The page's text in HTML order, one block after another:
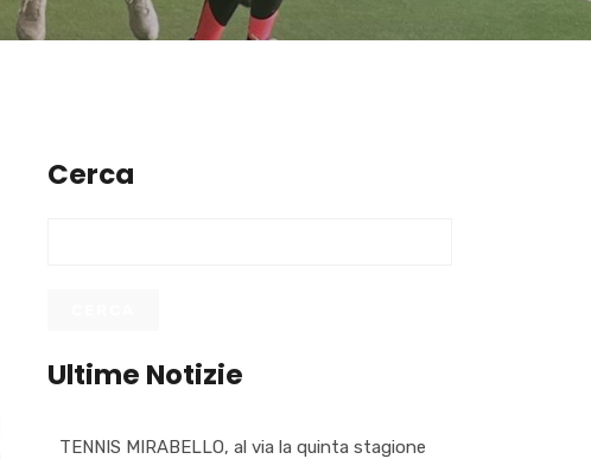
Cerca
Ultime Notizie
TENNIS MIRABELLO, al via la quinta stagione